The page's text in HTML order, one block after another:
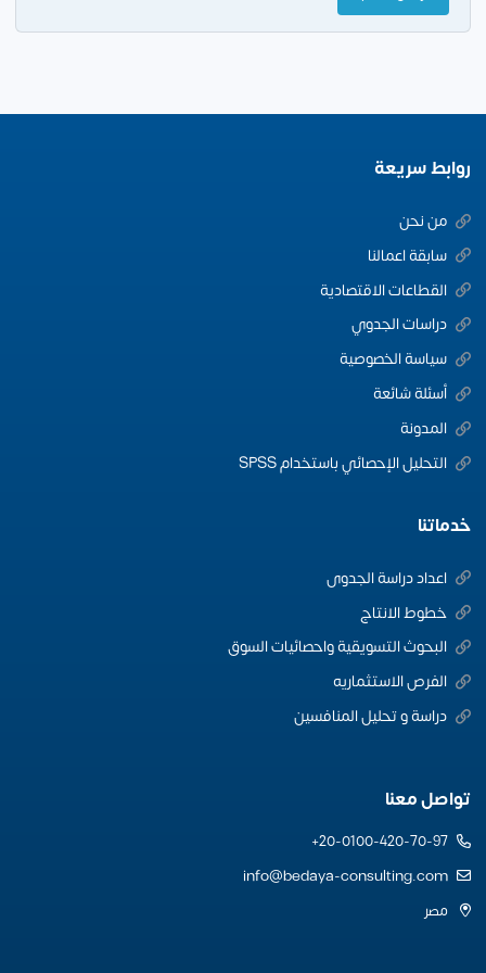
روابط سريعة
من نحن
سابقة اعمالنا
القطاعات الاقتصادية
دراسات الجدوي
سياسة الخصوصية
أسئلة شائعة
المدونة
التحليل الإحصائي باستخدام SPSS
خدماتنا
اعداد دراسة الجدوى
خطوط الانتاج
البحوث التسويقية واحصائيات السوق
الفرص الاستثماريه
دراسة و تحليل المنافسين
تواصل معنا
20-0100-420-70-97+
info@bedaya-consulting.com
مصر